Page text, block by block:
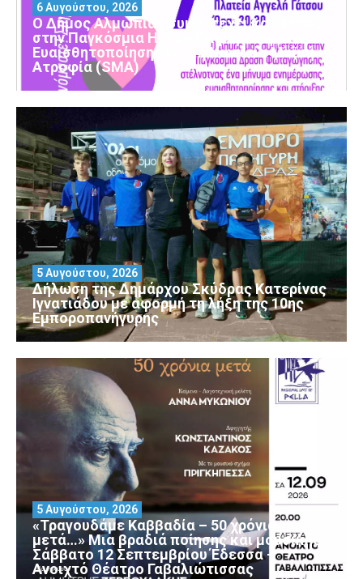
Ο Δήμος Αλμωπίας συμμετέχει και φέτος
στην Παγκόσμια Ημέρα Ενημέρωσης και
Ευαισθητοποίησης για τη Νωτιαία Μυϊκή
Ατροφία (SMA)
6 Αυγούστου, 2026
Δήλωση της Δημάρχου Σκύδρας Κατερίνας
Ιγνατιάδου με αφορμή τη λήξη της 10ης
Εμποροπανήγυρης
5 Αυγούστου, 2026
«Τραγουδάμε Καββαδία – 50 χρόνια
μετά…» Μια βραδιά ποίησης και μουσικής
Σάββατο 12 Σεπτεμβρίου Έδεσσα –
Ανοιχτό Θέατρο Γαβαλιώτισσας
5 Αυγούστου, 2026